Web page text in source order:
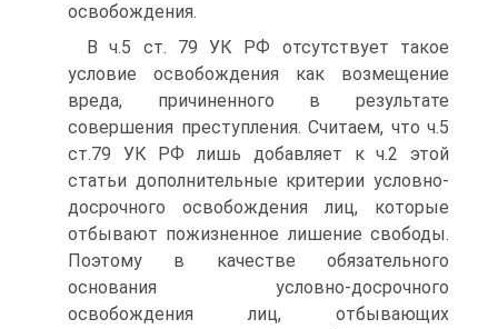
освобождения.
В ч.5 ст. 79 УК РФ отсутствует такое
условие освобождения как возмещение
вреда, причиненного в результате
совершения преступления. Считаем, что ч.5
ст.79 УК РФ лишь добавляет к ч.2 этой
статьи дополнительные критерии условно-
досрочного освобождения лиц, которые
отбывают пожизненное лишение свободы.
Поэтому в качестве обязательного
основания условно-досрочного
освобождения лиц, отбывающих